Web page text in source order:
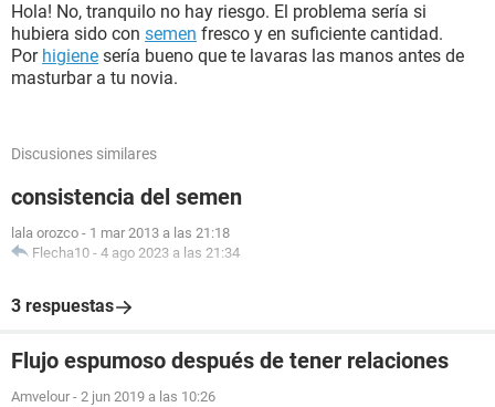
Hola! No, tranquilo no hay riesgo. El problema sería si
hubiera sido con semen fresco y en suficiente cantidad.
Por higiene sería bueno que te lavaras las manos antes de
masturbar a tu novia.
Discusiones similares
consistencia del semen
lala orozco - 1 mar 2013 a las 21:18
Flecha10 - 4 ago 2023 a las 21:34
3 respuestas
Flujo espumoso después de tener relaciones
Amvelour - 2 jun 2019 a las 10:26